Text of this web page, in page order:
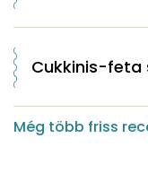
Cukkinis-feta
Még több friss